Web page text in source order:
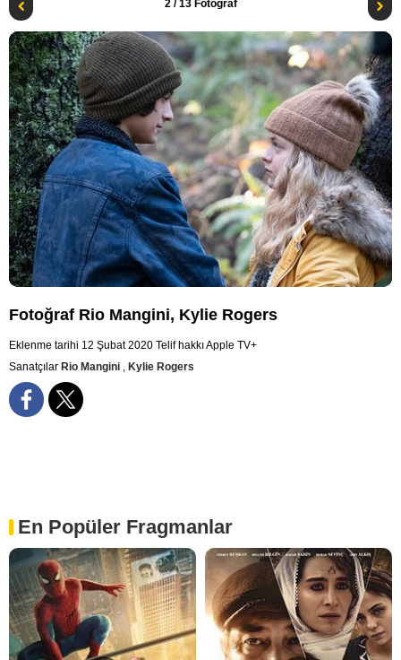
2/ 13 Fotoğraf
Fotoğraf Rio Mangini, Kylie Rogers
Eklenme tarihi 12 Şubat 2020 Telif hakkı Apple TV+
Sanatçılar Rio Mangini , Kylie Rogers
En Popüler Fragmanlar